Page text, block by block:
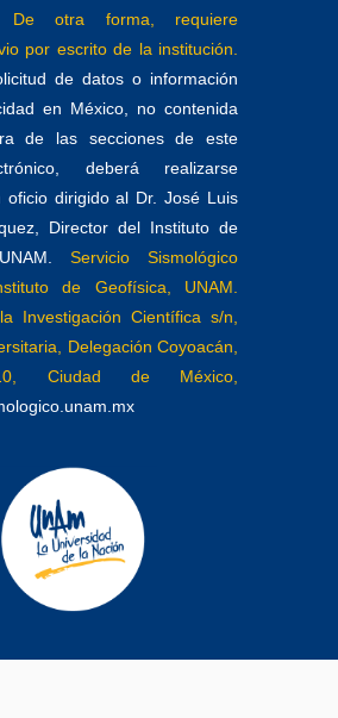
De otra forma, requiere
por escrito de la institución.
de datos o información
en México, no contenida
de las secciones de este
deberá realizarse
oficio dirigido al Dr. José Luis
Director del Instituto de
Servicio Sismológico
de Geofísica, UNAM.
Investigación Científica s/n,
Delegación Coyoacán,
Ciudad de México,